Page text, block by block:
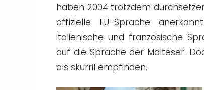
haben 2004 trotzdem
offizielle EU-Sprache
italienische und französische
auf die Sprache der Malteser.
als skurril empfinden.